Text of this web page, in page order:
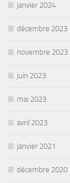
janvier 2024
décembre 2023
novembre 2023
juin 2023
mai 2023
avril 2023
janvier 2021
décembre 2020